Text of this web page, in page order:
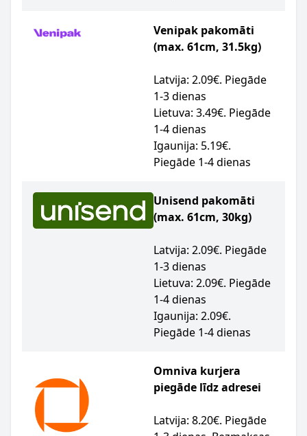
Venipak pakomāti
(max. 61cm, 31.5kg)
Latvija: 2.09€. Piegāde
1-3 dienas
Lietuva: 3.49€. Piegāde
1-4 dienas
Igaunija: 5.19€.
Piegāde 1-4 dienas
Unisend pakomāti
(max. 61cm, 30kg)
Latvija: 2.09€. Piegāde
1-3 dienas
Lietuva: 2.09€. Piegāde
1-4 dienas
Igaunija: 2.09€.
Piegāde 1-4 dienas
Omniva kurjera
piegāde līdz adresei
Latvija: 8.20€. Piegāde